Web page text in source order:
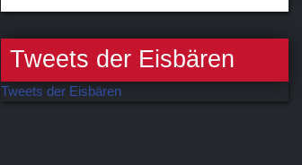
Tweets der Eisbären
Tweets der Eisbären